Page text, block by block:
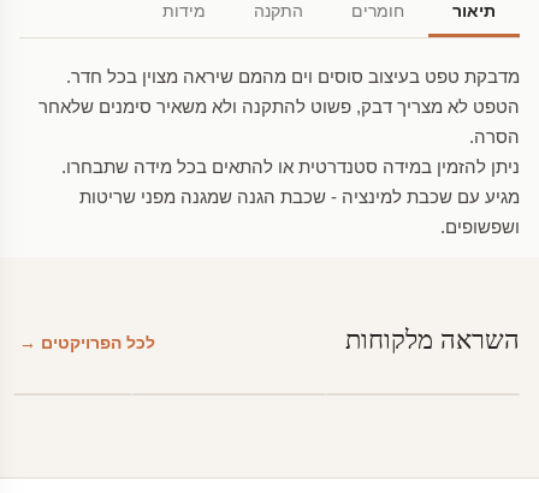
תיאור חומרים התקנה מידות
מדבקת טפט בעיצוב סוסים וים מהמם שיראה מצוין בכל חדר.
הטפט לא מצריך דבק, פשוט להתקנה ולא משאיר סימנים שלאחר
הסרה.
ניתן להזמין במידה סטנדרטית או להתאים בכל מידה שתבחרו.
מגיע עם שכבת למינציה - שכבת הגנה שמגנה מפני שריטות
ושפשופים.
השראה מלקוחות לכל הפרויקטים →